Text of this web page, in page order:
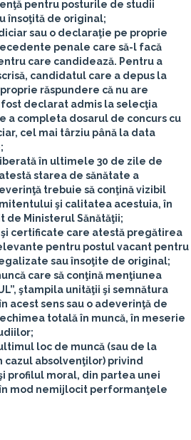
pentru posturile de studii
însoţită de original;
sau o declaraţie pe proprie
penale care să-l facă
care candidează. Pentru a
candidatul care a depus la
răspundere că nu are
declarat admis la selecţia
a completa dosarul de concurs cu
cel mai târziu până la data
în ultimele 30 de zile de
starea de sănătate a
trebuie să conţină vizibil
şi calitatea acestuia, în
Ministerul Sănătăţii;
certificate care atestă pregătirea
pentru postul vacant pentru
sau însoţite de original;
care să conţină menţiunea
ştampila unităţii şi semnătura
acest sens sau o adeverinţă de
totală în muncă, în meserie
loc de muncă (sau de la
absolvenţilor) privind
profilul moral, din partea unei
mod nemijlocit performanţele